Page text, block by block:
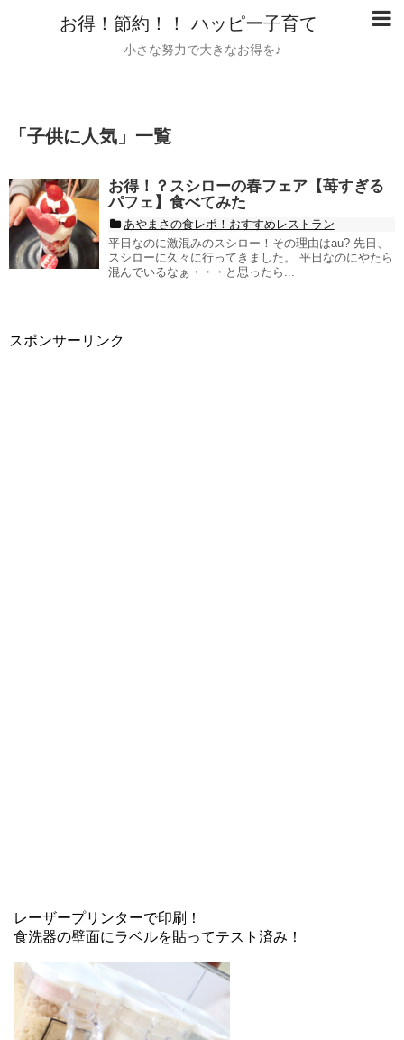
お得！節約！！ ハッピー子育て
小さな努力で大きなお得を♪
「 子供に人気 」 一覧
お得！？スシローの春フェア【苺すぎる
パフェ】食べてみた
あやまさの食レポ！おすすめレストラン
平日なのに激混みのスシロー！その理由はau? 先日、
スシローに久々に行ってきました。 平日なのにやたら
混んでいるなぁ・・・と思ったら...
スポンサーリンク
レーザープリンターで印刷！
食洗器の壁面にラベルを貼ってテスト済み！